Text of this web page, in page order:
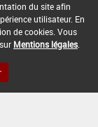
du site afin
utilisateur. En
de cookies. Vous
Mentions légales